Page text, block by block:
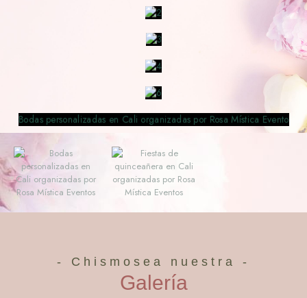
- Chismosea nuestra -
Galería